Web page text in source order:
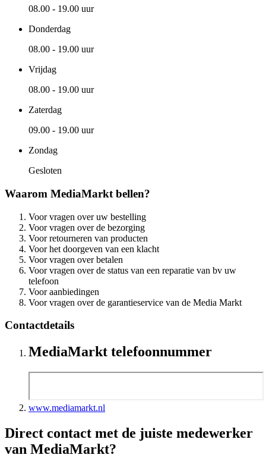
08.00 - 19.00 uur
Donderdag
08.00 - 19.00 uur
Vrijdag
08.00 - 19.00 uur
Zaterdag
09.00 - 19.00 uur
Zondag
Gesloten
Waarom MediaMarkt bellen?
Voor vragen over uw bestelling
Voor vragen over de bezorging
Voor retourneren van producten
Voor het doorgeven van een klacht
Voor vragen over betalen
Voor vragen over de status van een reparatie van bv uw
telefoon
Voor aanbiedingen
Voor vragen over de garantieservice van de Media Markt
Contactdetails
MediaMarkt telefoonnummer
www.mediamarkt.nl
Direct contact met de juiste medewerker
van MediaMarkt?